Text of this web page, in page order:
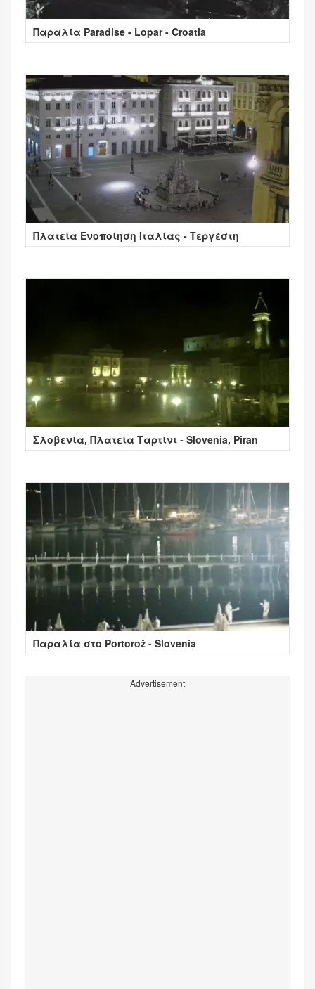
Παραλία Paradise - Lopar - Croatia
Πλατεία Ενοποίηση Ιταλίας - Τεργέστη
Σλοβενία, Πλατεία Ταρτίνι - Slovenia, Piran
Παραλία στο Portorož - Slovenia
Advertisement